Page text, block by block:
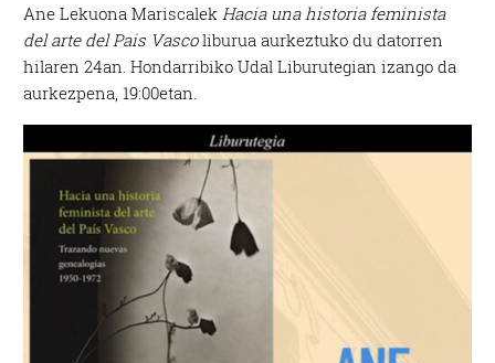
Ane Lekuona Mariscalek Hacia una historia feminista
del arte del Pais Vascoliburua aurkeztuko du datorren
hilaren 24an. Hondarribiko Udal Liburutegian izango da
aurkezpena, 19:00etan.